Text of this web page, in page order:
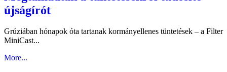
újságírót
Grúziában hónapok óta tartanak kormányellenes tüntetések – a Filter
MiniCast...
More...